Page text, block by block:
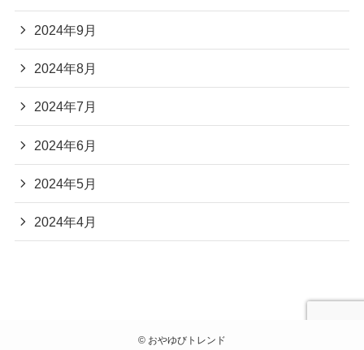
2024年9月
2024年8月
2024年7月
2024年6月
2024年5月
2024年4月
© おやゆびトレンド